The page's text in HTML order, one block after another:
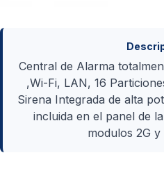
Central de Alarma
,Wi-Fi, LAN, 16
Sirena Integrada de alta
incluida en el panel de
modulos 2G y